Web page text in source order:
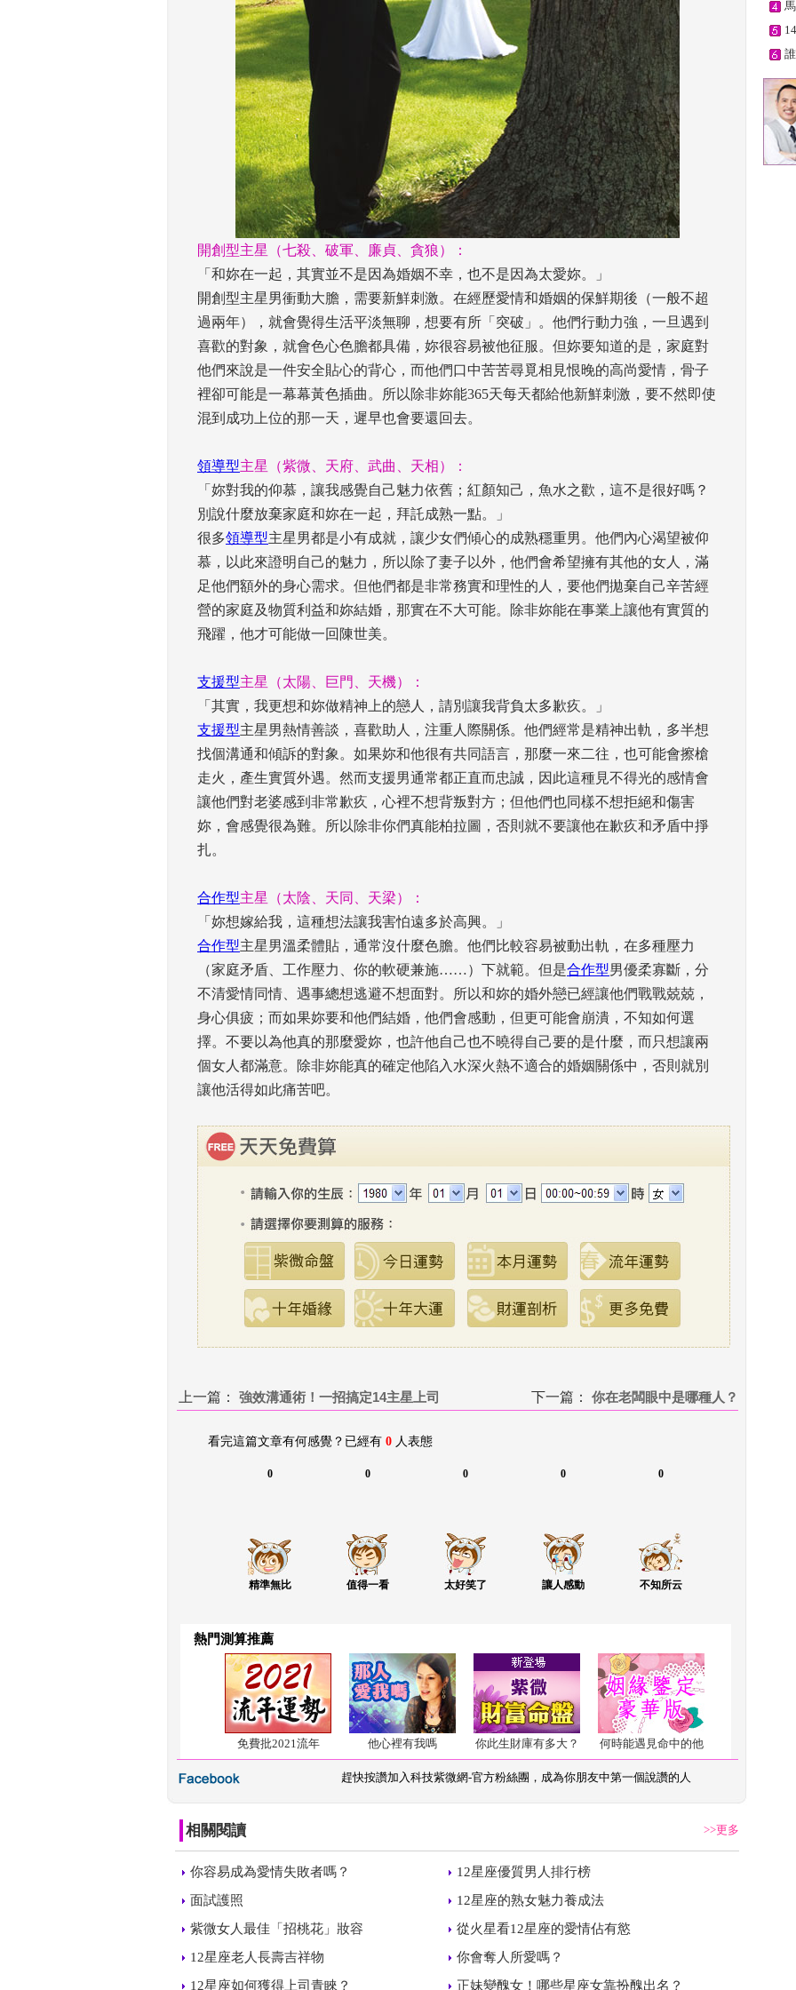
開創型主星（七殺、破軍、廉貞、貪狼）：
「和妳在一起，其實並不是因為婚姻不幸，也不是因為太愛妳。」
開創型主星男衝動大膽，需要新鮮刺激。在經歷愛情和婚姻的保鮮期後（一般不超
過兩年），就會覺得生活平淡無聊，想要有所「突破」。他們行動力強，一旦遇到
喜歡的對象，就會色心色膽都具備，妳很容易被他征服。但妳要知道的是，家庭對
他們來說是一件安全貼心的背心，而他們口中苦苦尋覓相見恨晚的高尚愛情，骨子
裡卻可能是一幕幕黃色插曲。所以除非妳能365天每天都給他新鮮刺激，要不然即使
混到成功上位的那一天，遲早也會要還回去。
領導型主星（紫微、天府、武曲、天相）：
「妳對我的仰慕，讓我感覺自己魅力依舊；紅顏知己，魚水之歡，這不是很好嗎？
別說什麼放棄家庭和妳在一起，拜託成熟一點。」
很多領導型主星男都是小有成就，讓少女們傾心的成熟穩重男。他們內心渴望被仰
慕，以此來證明自己的魅力，所以除了妻子以外，他們會希望擁有其他的女人，滿
足他們額外的身心需求。但他們都是非常務實和理性的人，要他們拋棄自己辛苦經
營的家庭及物質利益和妳結婚，那實在不大可能。除非妳能在事業上讓他有實質的
飛躍，他才可能做一回陳世美。
支援型主星（太陽、巨門、天機）：
「其實，我更想和妳做精神上的戀人，請別讓我背負太多歉疚。」
支援型主星男熱情善談，喜歡助人，注重人際關係。他們經常是精神出軌，多半想
找個溝通和傾訴的對象。如果妳和他很有共同語言，那麼一來二往，也可能會擦槍
走火，產生實質外遇。然而支援男通常都正直而忠誠，因此這種見不得光的感情會
讓他們對老婆感到非常歉疚，心裡不想背叛對方；但他們也同樣不想拒絕和傷害
妳，會感覺很為難。所以除非你們真能柏拉圖，否則就不要讓他在歉疚和矛盾中掙
扎。
合作型主星（太陰、天同、天梁）：
「妳想嫁給我，這種想法讓我害怕遠多於高興。」
合作型主星男溫柔體貼，通常沒什麼色膽。他們比較容易被動出軌，在多種壓力
（家庭矛盾、工作壓力、你的軟硬兼施……）下就範。但是合作型男優柔寡斷，分
不清愛情同情、遇事總想逃避不想面對。所以和妳的婚外戀已經讓他們戰戰兢兢，
身心俱疲；而如果妳要和他們結婚，他們會感動，但更可能會崩潰，不知如何選
擇。不要以為他真的那麼愛妳，也許他自己也不曉得自己要的是什麼，而只想讓兩
個女人都滿意。除非妳能真的確定他陷入水深火熱不適合的婚姻關係中，否則就別
讓他活得如此痛苦吧。
上一篇： 強效溝通術！一招搞定14主星上司 下一篇： 你在老闆眼中是哪種人？
看完這篇文章有何感覺？已經有 0 人表態
0
精準無比
0
值得一看
0
太好笑了
0
讓人感動
0
不知所云
熱門測算推薦
免費批2021流年 他心裡有我嗎 你此生財庫有多大？ 何時能遇見命中的他
趕快按讚加入科技紫微網-官方粉絲團 ，成為你朋友中第一個說讚的人
相關閱讀 >>更多
你容易成為愛情失敗者嗎？
面試護照
紫微女人最佳「招桃花」妝容
12星座老人長壽吉祥物
12星座如何獲得上司青睞？
12星座優質男人排行榜
12星座的熟女魅力養成法
從火星看12星座的愛情佔有慾
你會奪人所愛嗎？
正妹變醜女！哪些星座女靠扮醜出名？